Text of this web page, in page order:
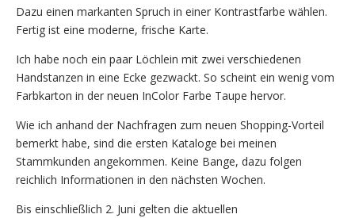
Dazu einen markanten Spruch in einer Kontrastfarbe wählen.
Fertig ist eine moderne, frische Karte.
Ich habe noch ein paar Löchlein mit zwei verschiedenen
Handstanzen in eine Ecke gezwackt. So scheint ein wenig vom
Farbkarton in der neuen InColor Farbe Taupe hervor.
Wie ich anhand der Nachfragen zum neuen Shopping-Vorteil
bemerkt habe, sind die ersten Kataloge bei meinen
Stammkunden angekommen. Keine Bange, dazu folgen
reichlich Informationen in den nächsten Wochen.
Bis einschließlich 2. Juni gelten die aktuellen